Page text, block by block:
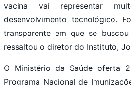
vacina vai representar
desenvolvimento tecnológico.
transparente em que se buscou
ressaltou o diretor do Instituto,
O Ministério da Saúde oferta
Programa Nacional de